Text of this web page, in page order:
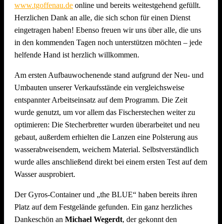
www.tgoffenau.de online und bereits weitestgehend gefüllt.
Herzlichen Dank an alle, die sich schon für einen Dienst
eingetragen haben! Ebenso freuen wir uns über alle, die uns
in den kommenden Tagen noch unterstützen möchten – jede
helfende Hand ist herzlich willkommen.
Am ersten Aufbauwochenende stand aufgrund der Neu- und
Umbauten unserer Verkaufsstände ein vergleichsweise
entspannter Arbeitseinsatz auf dem Programm. Die Zeit
wurde genutzt, um vor allem das Fischerstechen weiter zu
optimieren: Die Stecherbretter wurden überarbeitet und neu
gebaut, außerdem erhielten die Lanzen eine Polsterung aus
wasserabweisendem, weichem Material. Selbstverständlich
wurde alles anschließend direkt bei einem ersten Test auf dem
Wasser ausprobiert.
Der Gyros-Container und „the BLUE“ haben bereits ihren
Platz auf dem Festgelände gefunden. Ein ganz herzliches
Dankeschön an Michael Wegerdt, der gekonnt den